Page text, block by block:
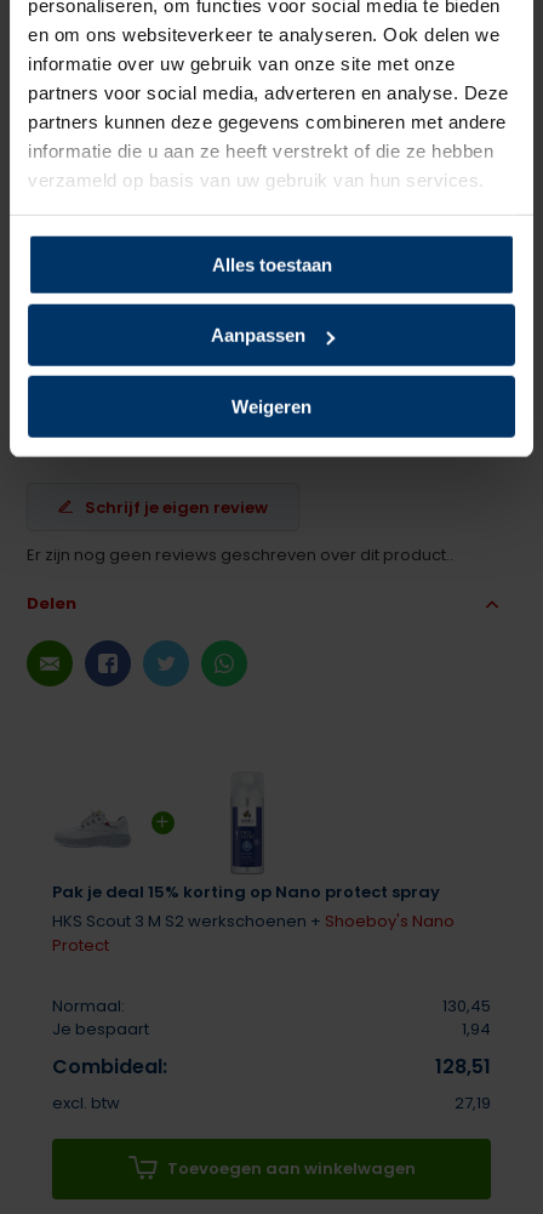
personaliseren, om functies voor social media te bieden
en om ons websiteverkeer te analyseren. Ook delen we
informatie over uw gebruik van onze site met onze
partners voor social media, adverteren en analyse. Deze
partners kunnen deze gegevens combineren met andere
informatie die u aan ze heeft verstrekt of die ze hebben
verzameld op basis van uw gebruik van hun services.
Alles toestaan
Aanpassen
Weigeren
Pak je deal 15% korting op Nano protect spray
HKS Scout 3 M S2 werkschoenen + Shoeboy's Nano
Protect
Normaal:
130,45
Je bespaart
1,94
Combideal: 128,51
excl. btw 27,19
Toevoegen aan winkelwagen
Neusbeveiliging Staal
Zoolbeveiliging Geen
Zoolmateriaal TPU/PU
Antislip Ja
Overige specificaties ESD, Wasbaar
Kleur Wit
Beoordelingen
0van5 Gebaseerd op 0 beoordeling(en)
Schrijf je eigen review
Er zijn nog geen reviews geschreven over dit product..
Delen